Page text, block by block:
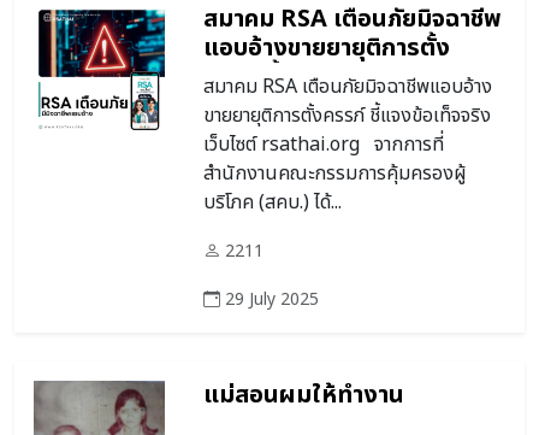
สมาคม RSA เตือนภัยมิจฉาชีพ
แอบอ้างขายยายุติการตั้ง
ครรภ์ ชี้แจงข้อเท็จจริงเว็บไซต์
rsathai.org
สมาคม RSA เตือนภัยมิจฉาชีพแอบอ้าง
ขายยายุติการตั้งครรภ์ ชี้แจงข้อเท็จจริง
เว็บไซต์ rsathai.org จากการที่
สำนักงานคณะกรรมการคุ้มครองผู้
บริโภค (สคบ.) ได้...
2211
29 July 2025
แม่สอนผมให้ทำงาน